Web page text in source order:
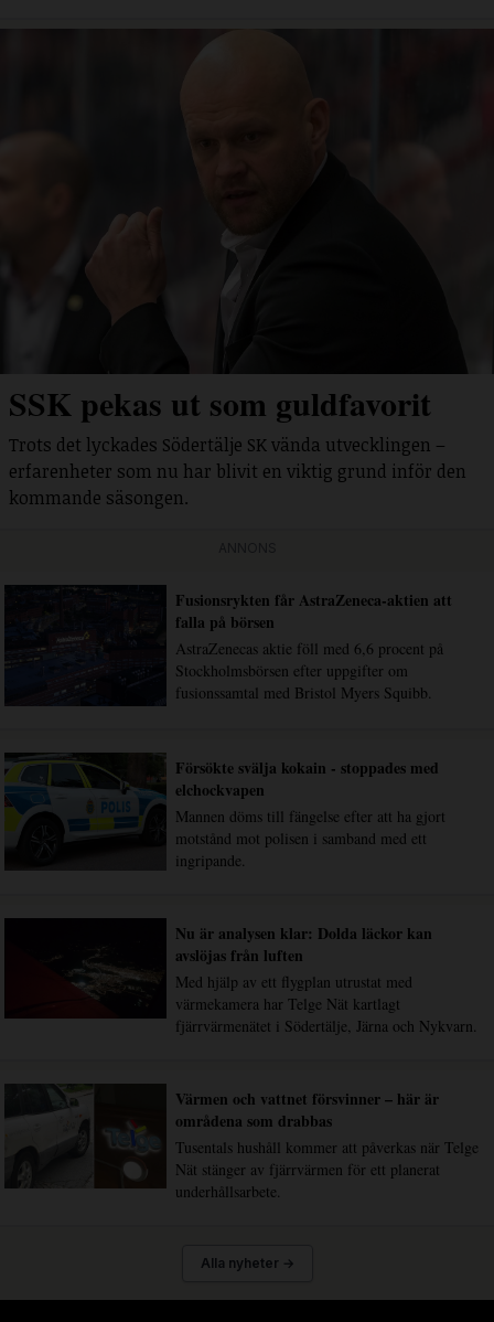
SSK pekas ut som guldfavorit
Trots det lyckades Södertälje SK vända utvecklingen –
erfarenheter som nu har blivit en viktig grund inför den
kommande säsongen.
Fusionsrykten får AstraZeneca-aktien att
falla på börsen
AstraZenecas aktie föll med 6,6 procent på
Stockholmsbörsen efter uppgifter om
fusionssamtal med Bristol Myers Squibb.
Försökte svälja kokain - stoppades med
elchockvapen
Mannen döms till fängelse efter att ha gjort
motstånd mot polisen i samband med ett
ingripande.
Nu är analysen klar: Dolda läckor kan
avslöjas från luften
Med hjälp av ett flygplan utrustat med
värmekamera har Telge Nät kartlagt
fjärrvärmenätet i Södertälje, Järna och Nykvarn.
Värmen och vattnet försvinner – här är
områdena som drabbas
Tusentals hushåll kommer att påverkas när Telge
Nät stänger av fjärrvärmen för ett planerat
underhållsarbete.
Alla nyheter →